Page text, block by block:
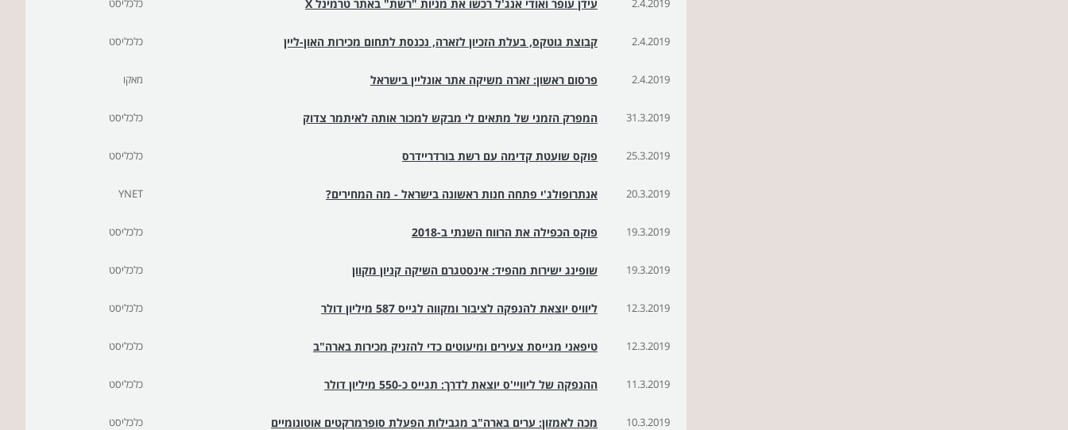
2.4.2019 עידן עופר ואודי אנג'ל רכשו את מניות "רשת" באתר טרמינל X כלכליסט
2.4.2019 קבוצת גוטקס, בעלת הזכיון לזארה, נכנסת לתחום מכירות האון-ליין כלכליסט
2.4.2019 פרסום ראשון: זארה משיקה אתר אונליין בישראל מאקו
31.3.2019 המפרק הזמני של מתאים לי מבקש למכור אותה לאיתמר צדוק כלכליסט
25.3.2019 פוקס שועטת קדימה עם רשת בורדריידרס כלכליסט
20.3.2019 אנתרופולג'י פתחה חנות ראשונה בישראל - מה המחירים? YNET
19.3.2019 פוקס הכפילה את הרווח השנתי ב-2018 כלכליסט
19.3.2019 שופינג ישירות מהפיד: אינסטגרם השיקה קניון מקוון כלכליסט
12.3.2019 ליוויס יוצאת להנפקה לציבור ומקווה לגייס 587 מיליון דולר כלכליסט
12.3.2019 טיפאני מגייסת צעירים ומיעוטים כדי להזניק מכירות בארה"ב כלכליסט
11.3.2019 ההנפקה של ליוויי'ס יוצאת לדרך: תגייס כ-550 מיליון דולר כלכליסט
10.3.2019 מכה לאמזון: ערים בארה"ב מגבילות הפעלת סופרמרקטים אוטונומיים כלכליסט